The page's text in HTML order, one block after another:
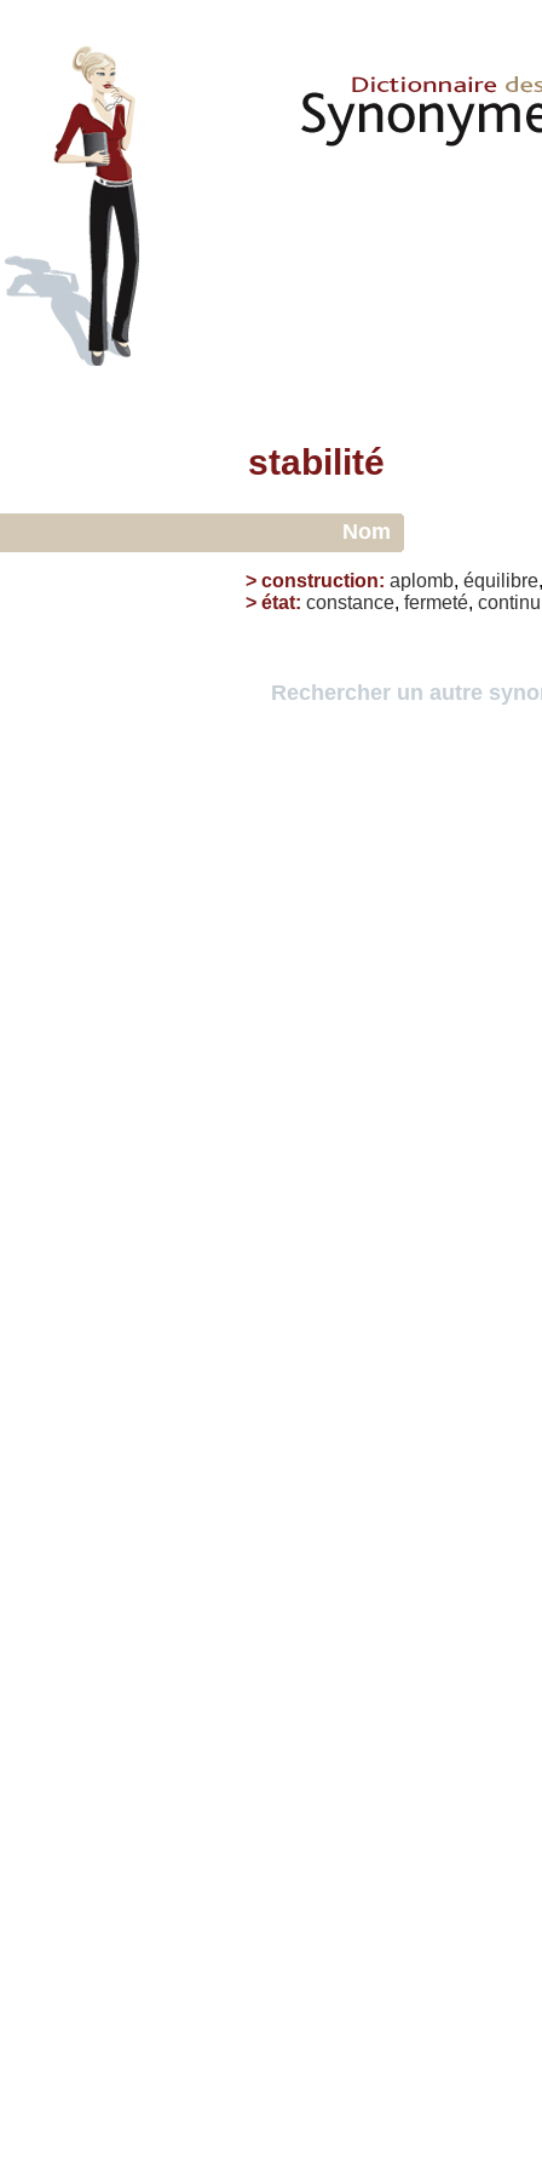
stabilité
Nom
> construction: aplomb, équilibre
> état: constance, fermeté,
Rechercher un autre